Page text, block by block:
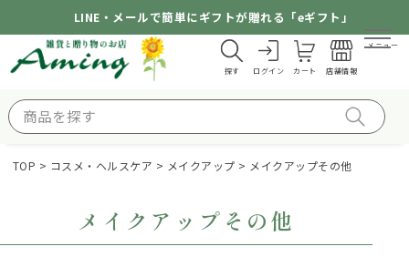
LINE・メールで簡単にギフトが贈れる「eギフト」
探す ログイン カート 店舗情報
メニュー
TOP コスメ・ヘルスケア メイクアップ メイクアップその他
メイクアップその他